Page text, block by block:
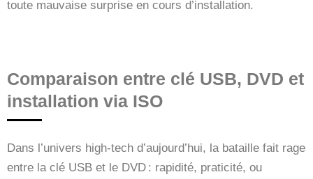
toute mauvaise surprise en cours d’installation.
Comparaison entre clé USB, DVD et
installation via ISO
Dans l’univers high-tech d’aujourd’hui, la bataille fait rage
entre la clé USB et le DVD : rapidité, praticité, ou